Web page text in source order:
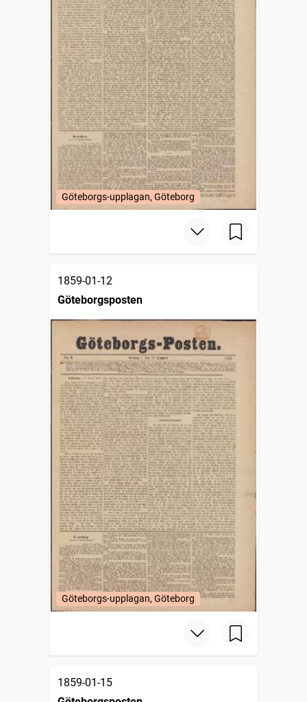
Göteborgs-upplagan, Göteborg
1859-01-12
Göteborgsposten
Göteborgs-upplagan, Göteborg
1859-01-15